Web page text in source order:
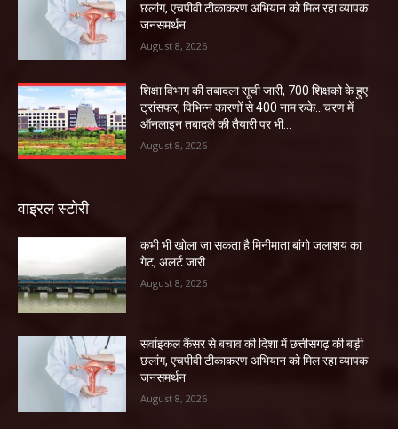
छलांग, एचपीवी टीकाकरण अभियान को मिल रहा व्यापक
जनसमर्थन
August 8, 2026
शिक्षा विभाग की तबादला सूची जारी, 700 शिक्षको के हुए
ट्रांसफर, विभिन्न कारणों से 400 नाम रुके…चरण में
ऑनलाइन तबादले की तैयारी पर भी...
August 8, 2026
वाइरल स्टोरी
कभी भी खोला जा सकता है मिनीमाता बांगो जलाशय का
गेट, अलर्ट जारी
August 8, 2026
सर्वाइकल कैंसर से बचाव की दिशा में छत्तीसगढ़ की बड़ी
छलांग, एचपीवी टीकाकरण अभियान को मिल रहा व्यापक
जनसमर्थन
August 8, 2026